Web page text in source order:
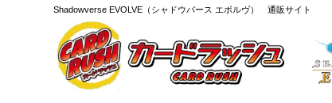
Shadowverse EVOLVE（シャドウバース エボルヴ） 通販サイト